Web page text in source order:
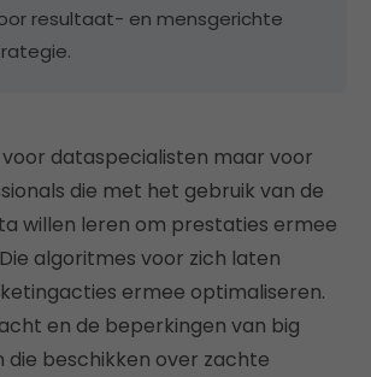
resultaat- en mensgerichte
dataspecialisten maar voor
die met het gebruik van de
willen leren om prestaties ermee
algoritmes voor zich laten
ermee optimaliseren.
en de beperkingen van big
die beschikken over zachte